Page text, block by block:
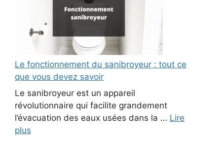
Le fonctionnement du sanibroyeur : tout ce
que vous devez savoir
Le sanibroyeur est un appareil
révolutionnaire qui facilite grandement
l’évacuation des eaux usées dans la … Lire
plus